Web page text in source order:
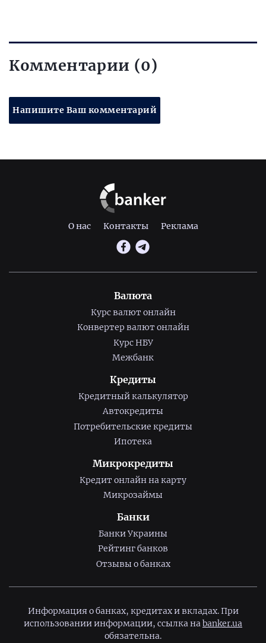
Комментарии (0)
Напишите Ваш комментарий
О нас Контакты Реклама
Валюта
Курс валют онлайн
Конвертер валют онлайн
Курс НБУ
Межбанк
Кредиты
Кредитный калькулятор
Автокредиты
Потребительские кредиты
Ипотека
Микрокредиты
Кредит онлайн на карту
Микрозаймы
Банки
Банки Украины
Рейтинг банков
Отзывы о банках
Информация о банках, кредитах и вкладах. При
использовании информации, ссылка на banker.ua
обязательна.